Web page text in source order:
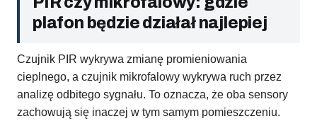
plafon będzie działał najlepiej
Czujnik PIR wykrywa zmianę promieniowania
cieplnego, a czujnik mikrofalowy wykrywa ruch przez
analizę odbitego sygnału. To oznacza, że oba sensory
zachowują się inaczej w tym samym pomieszczeniu.